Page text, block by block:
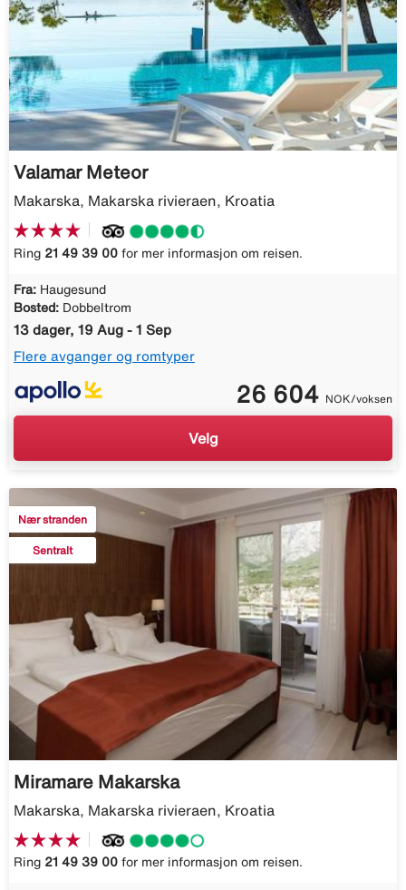
Valamar Meteor
Makarska, Makarska rivieraen, Kroatia
Ring 21 49 39 00 for mer informasjon om reisen.
Fra: Haugesund
Bosted: Dobbeltrom
13 dager, 19 Aug - 1 Sep
Flere avganger og romtyper
26 604 NOK/voksen
Velg
Nær stranden
Sentralt
Miramare Makarska
Makarska, Makarska rivieraen, Kroatia
Ring 21 49 39 00 for mer informasjon om reisen.